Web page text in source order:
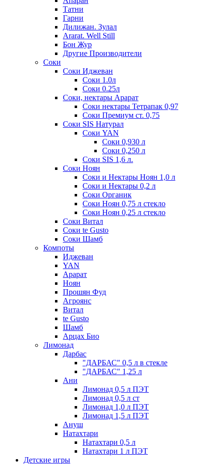
Татни
Гарни
Дилижан. Зулал
Ararat. Well Still
Бон Жур
Другие Производители
Соки
Соки Иджеван
Соки 1.0л
Соки 0.25л
Соки, нектары Арарат
Соки нектары Тетрапак 0,97
Соки Премиум ст. 0,75
Соки SIS Натурал
Соки YAN
Соки 0,930 л
Соки 0,250 л
Соки SIS 1,6 л.
Соки Ноян
Соки и Нектары Ноян 1,0 л
Соки и Нектары 0,2 л
Соки Органик
Соки Ноян 0,75 л стекло
Соки Ноян 0,25 л стекло
Соки Витал
Соки te Gusto
Соки Шамб
Компоты
Иджеван
YAN
Арарат
Ноян
Прошян Фуд
Агроянс
Витал
te Gusto
Шамб
Арцах Био
Лимонад
Дарбас
"ДАРБАС" 0,5 л в стекле
"ДАРБАС" 1,25 л
Ани
Лимонад 0,5 л ПЭТ
Лимонад 0,5 л ст
Лимонад 1,0 л ПЭТ
Лимонад 1,5 л ПЭТ
Ануш
Натахтари
Натахтари 0,5 л
Натахтари 1 л ПЭТ
Детские игры